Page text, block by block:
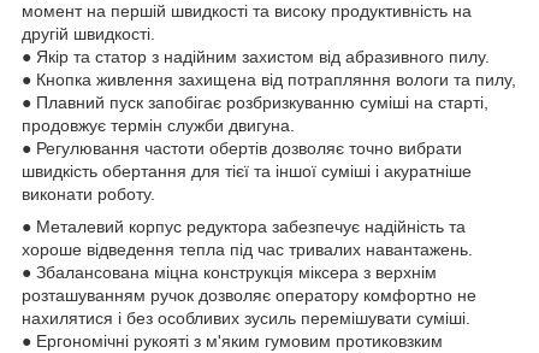
момент на першій швидкості та високу продуктивність на
другій швидкості.
● Якір та статор з надійним захистом від абразивного пилу.
● Кнопка живлення захищена від потрапляння вологи та пилу,
● Плавний пуск запобігає розбризкуванню суміші на старті,
продовжує термін служби двигуна.
● Регулювання частоти обертів дозволяє точно вибрати
швидкість обертання для тієї та іншої суміші і акуратніше
виконати роботу.
● Металевий корпус редуктора забезпечує надійність та
хороше відведення тепла під час тривалих навантажень.
● Збалансована міцна конструкція міксера з верхнім
розташуванням ручок дозволяє оператору комфортно не
нахилятися і без особливих зусиль перемішувати суміші.
● Ергономічні рукояті з м'яким гумовим протиковзким